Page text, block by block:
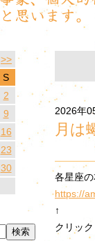
2026年
月は
各星座
https://
↑
クリック
>>
S
2
9
16
23
30